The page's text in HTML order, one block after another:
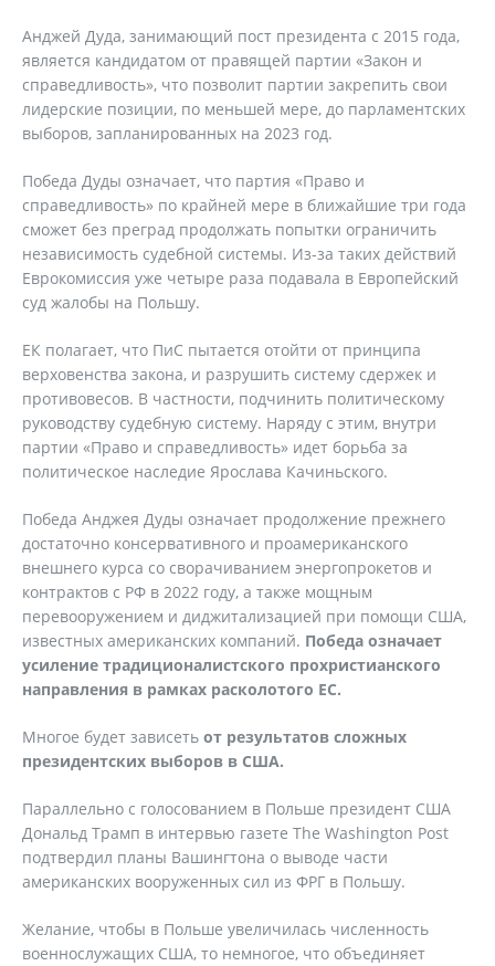
Анджей Дуда, занимающий пост президента с 2015 года,
является кандидатом от правящей партии «Закон и
справедливость», что позволит партии закрепить свои
лидерские позиции, по меньшей мере, до парламентских
выборов, запланированных на 2023 год.
Победа Дуды означает, что партия «Право и
справедливость» по крайней мере в ближайшие три года
сможет без преград продолжать попытки ограничить
независимость судебной системы. Из-за таких действий
Еврокомиссия уже четыре раза подавала в Европейский
суд жалобы на Польшу.
ЕК полагает, что ПиС пытается отойти от принципа
верховенства закона, и разрушить систему сдержек и
противовесов. В частности, подчинить политическому
руководству судебную систему. Наряду с этим, внутри
партии «Право и справедливость» идет борьба за
политическое наследие Ярослава Качиньского.
Победа Анджея Дуды означает продолжение прежнего
достаточно консервативного и проамериканского
внешнего курса со сворачиванием энергопрокетов и
контрактов с РФ в 2022 году, а также мощным
перевооружением и диджитализацией при помощи США,
известных американских компаний. Победа означает
усиление традиционалистского прохристианского
направления в рамках расколотого ЕС.
Многое будет зависеть от результатов сложных
президентских выборов в США.
Параллельно с голосованием в Польше президент США
Дональд Трамп в интервью газете The Washington Post
подтвердил планы Вашингтона о выводе части
американских вооруженных сил из ФРГ в Польшу.
Желание, чтобы в Польше увеличилась численность
военнослужащих США, то немногое, что объединяет